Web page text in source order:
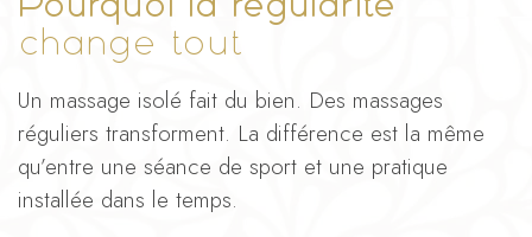
change tout
Un massage isolé fait du bien. Des massages
réguliers transforment. La différence est la même
qu’entre une séance de sport et une pratique
installée dans le temps.